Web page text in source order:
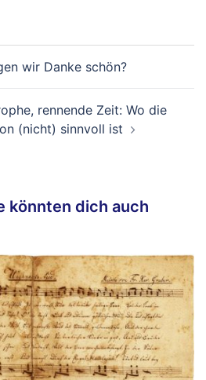
wir Danke schön?
rennende Zeit: Wo die
(nicht) sinnvoll ist
könnten dich auch